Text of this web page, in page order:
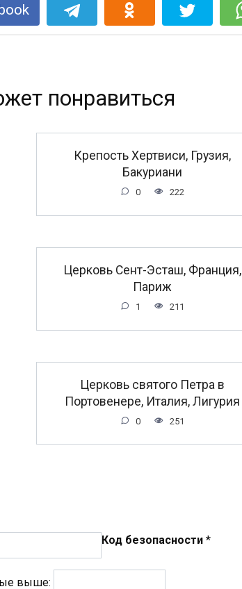
понравиться
Крепость Хертвиси, Грузия,
Бакуриани
0 222
Церковь Сент-Эсташ, Франция,
Париж
1 211
Церковь святого Петра в
Портовенере, Италия, Лигурия
0 251
Код безопасности *
выше: